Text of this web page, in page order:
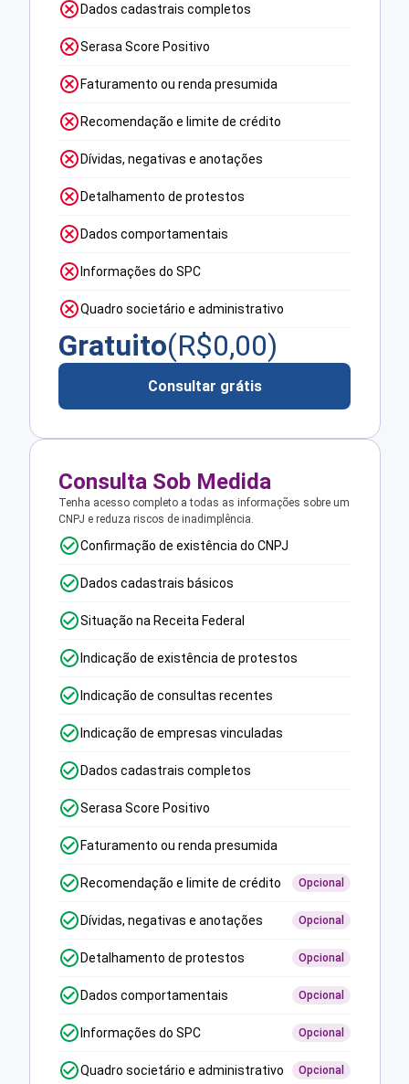
Dados cadastrais completos
Serasa Score Positivo
Faturamento ou renda presumida
Recomendação e limite de crédito
Dívidas, negativas e anotações
Detalhamento de protestos
Dados comportamentais
Informações do SPC
Quadro societário e administrativo
Gratuito(R$0,00)
Consultar grátis
Consulta Sob Medida
Tenha acesso completo a todas as informações sobre um
CNPJ e reduza riscos de inadimplência.
Confirmação de existência do CNPJ
Dados cadastrais básicos
Situação na Receita Federal
Indicação de existência de protestos
Indicação de consultas recentes
Indicação de empresas vinculadas
Dados cadastrais completos
Serasa Score Positivo
Faturamento ou renda presumida
Recomendação e limite de crédito Opcional
Dívidas, negativas e anotações Opcional
Detalhamento de protestos Opcional
Dados comportamentais Opcional
Informações do SPC Opcional
Quadro societário e administrativo Opcional